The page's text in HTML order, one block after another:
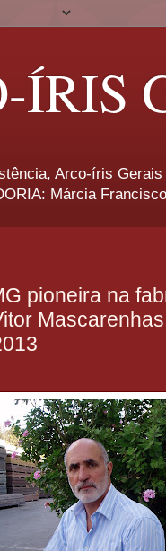
ÍRIS
Arco-íris
Márcia
pioneira na